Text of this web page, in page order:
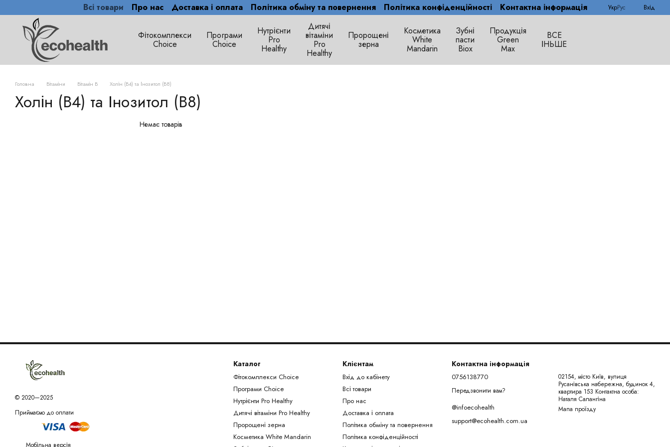
Перейти до основного контенту
Всі товари Про нас Доставка і оплата Політика обміну та повернення Політика конфіденційності Контактна інформація УкрРус Вхід
Фітокомплекси
Сhoice
Програми
Choice
Нутрієнти
Рro
Healthy
Дитячі
вітаміни
Pro
Healthy
Пророщені
зерна
Косметика
White
Mandarin
Зубні
пасти
Biox
Продукція
Green
Max
ВСЕ
ІНЬШЕ
Головна Вітаміни Вітамін B Холін (В4) та Інозитол (В8)
Холін (В4) та Інозитол (В8)
Немає товарів
© 2020—2025
Приймаємо до оплати
Мобільна версія
Каталог
Фітокомплекси Сhoice
Програми Choice
Нутрієнти Рro Healthy
Дитячі вітаміни Pro Healthy
Пророщені зерна
Косметика White Mandarin
Клієнтам
Вхід до кабінету
Всі товари
Про нас
Доставка і оплата
Політика обміну та повернення
Політика конфіденційності
Контактна інформація
0756138770
Передзвонити вам?
@infoecohealth
support@ecohealth.com.ua
02154, місто Київ, вулиця
Русанівська набережна, будинок 4,
квартира 153 Контактна особа:
Наталя Салангіна
Мапа проїзду